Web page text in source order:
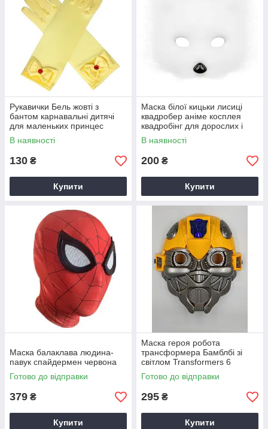
Рукавички Бель жовті з
бантом карнавальні дитячі
для маленьких принцес
В наявності
130 ₴
Купити
Маска білої кицьки лисиці
квадробер аніме косплея
квадробінг для дорослих і
дітей люкс якість
В наявності
200 ₴
Купити
Маска балаклава людина-
павук спайдермен червона
Готово до відправки
379 ₴
Купити
Маска героя робота
трансформера Бамблбі зі
світлом Transformers 6
Bumblebee
Готово до відправки
295 ₴
Купити